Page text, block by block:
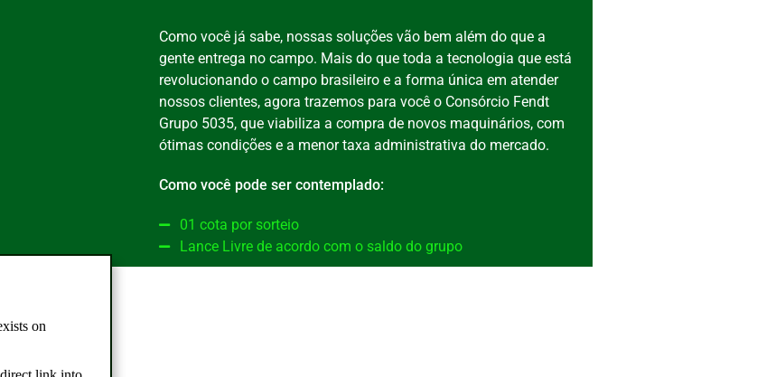
Como você já sabe, nossas soluções vão bem além do que a
gente entrega no campo. Mais do que toda a tecnologia que está
revolucionando o campo brasileiro e a forma única em atender
nossos clientes, agora trazemos para você o Consórcio Fendt
Grupo 5035, que viabiliza a compra de novos maquinários, com
ótimas condições e a menor taxa administrativa do mercado.
Como você pode ser contemplado:
01 cota por sorteio
Lance Livre de acordo com o saldo do grupo